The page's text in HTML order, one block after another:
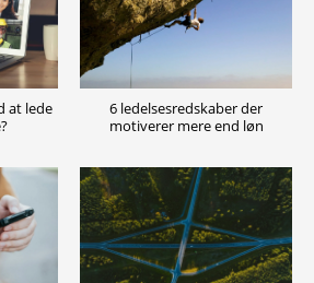
at lede
6 ledelsesredskaber der
motiverer mere end løn